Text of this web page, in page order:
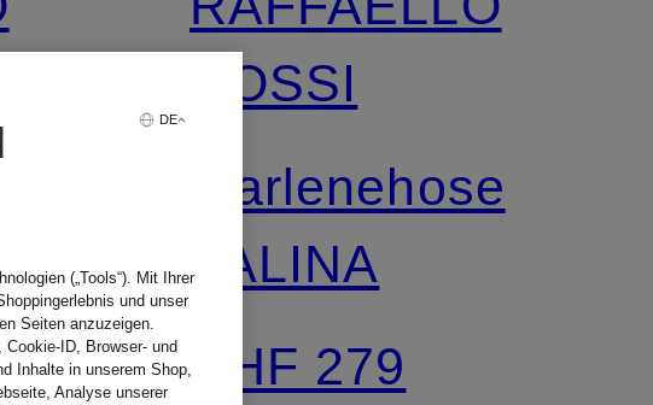
ROSSI
Marlenehose
PALINA
CHF 279
DE
(„Tools“). Mit Ihrer
und unser
Seiten anzuzeigen.
ID, Browser- und
Inhalte in unserem Shop,
Analyse unserer